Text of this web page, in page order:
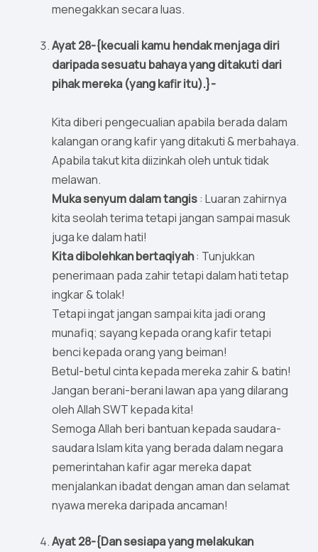
menegakkan secara luas.
Ayat 28-{kecuali kamu hendak menjaga diri
daripada sesuatu bahaya yang ditakuti dari
pihak mereka (yang kafir itu).}-
Kita diberi pengecualian apabila berada dalam
kalangan orang kafir yang ditakuti & merbahaya.
Apabila takut kita diizinkah oleh untuk tidak
melawan.
Muka senyum dalam tangis: Luaran zahirnya
kita seolah terima tetapi jangan sampai masuk
juga ke dalam hati!
Kita dibolehkan bertaqiyah: Tunjukkan
penerimaan pada zahir tetapi dalam hati tetap
ingkar & tolak!
Tetapi ingat jangan sampai kita jadi orang
munafiq; sayang kepada orang kafir tetapi
benci kepada orang yang beiman!
Betul-betul cinta kepada mereka zahir & batin!
Jangan berani-berani lawan apa yang dilarang
oleh Allah SWT kepada kita!
Semoga Allah beri bantuan kepada saudara-
saudara Islam kita yang berada dalam negara
pemerintahan kafir agar mereka dapat
menjalankan ibadat dengan aman dan selamat
nyawa mereka daripada ancaman!
Ayat 28-{Dan sesiapa yang melakukan